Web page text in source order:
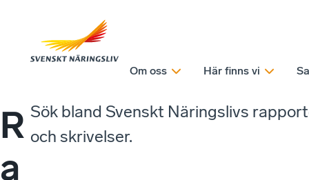
Om oss Här finns vi
R
a
Sök bland Svenskt Näringslivs
och skrivelser.